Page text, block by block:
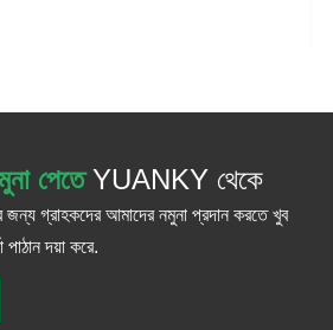
পেতেYUANKY থেকে
জন্য গ্রাহকদের আমাদের নমুনা প্রদান করতে খুব
দয়া করে.